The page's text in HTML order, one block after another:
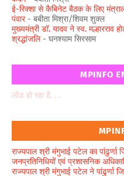
ई-रिक्शा से कैबिनेट बैठक के लिए
पंवार- बबीता मिश्रा/शिवम शुक्ल
मुख्यमंत्री डॉ. यादव ने स्व. मल्हारराव
श्रद्धांजलि- घनश्याम सिरसाम
MPINFO
लोड हो रहा है. . .
राज्यपाल श्री मंगुभाई पटेल का
जनप्रतिनिधियों एवं प्रशासनिक
राज्यपाल श्री मंगुभाई पटेल ने